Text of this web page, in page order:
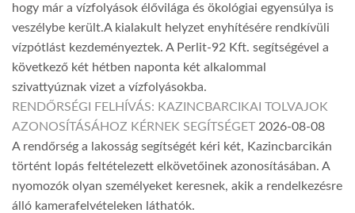
hogy már a vízfolyások élővilága és ökológiai egyensúlya is
veszélybe került.A kialakult helyzet enyhítésére rendkívüli
vízpótlást kezdeményeztek. A Perlit-92 Kft. segítségével a
következő két hétben naponta két alkalommal
szivattyúznak vizet a vízfolyásokba.
RENDŐRSÉGI FELHÍVÁS: KAZINCBARCIKAI TOLVAJOK
AZONOSÍTÁSÁHOZ KÉRNEK SEGÍTSÉGET 2026-08-08
A rendőrség a lakosság segítségét kéri két, Kazincbarcikán
történt lopás feltételezett elkövetőinek azonosításában. A
nyomozók olyan személyeket keresnek, akik a rendelkezésre
álló kamerafelvételeken láthatók.